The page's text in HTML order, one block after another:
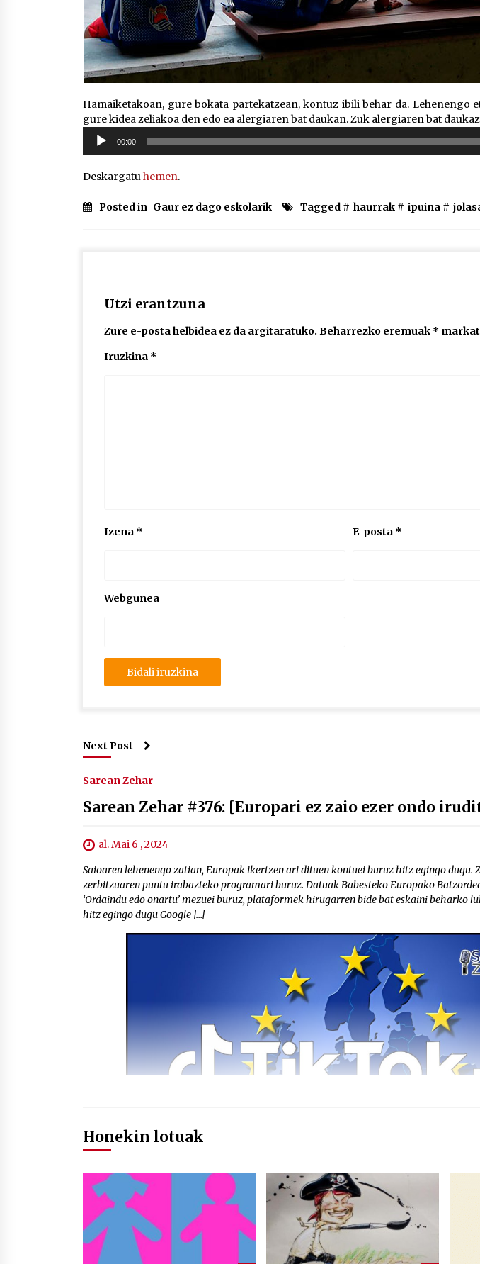
Hamaiketakoan, gure bokata partekatzean, kontuz ibili behar da. Lehenengo
gure kidea zeliakoa den edo ea alergiaren bat daukan. Zuk alergiaren bat
Soinu
erreproduzigailua
00:00
Deskargatuhemen.
Posted in Gaur ez dago eskolarik Tagged # haurrak # ipuina #
Utzi erantzuna
Zure e-posta helbidea ez da argitaratuko. Beharrezko eremuak *
Iruzkina *
Izena * E-posta *
Webgunea
Next Post
Sarean Zehar
Sarean Zehar #376: [Europari ez zaio ezer ondo
al. Mai 6 , 2024
Saioaren lehenengo zatian, Europak ikertzen ari dituen kontuei buruz hitz egingo dugu.
zerbitzuaren puntu irabazteko programari buruz. Datuak Babesteko Europako
‘Ordaindu edo onartu’ mezuei buruz, plataformek hirugarren bide bat eskaini beharko
hitz egingo dugu Google […]
Honekin lotuak